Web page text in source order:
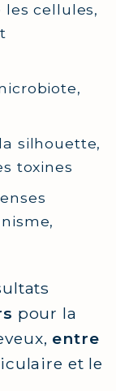
les cellules,
silhouette,
toxines
pour la
entre
et le